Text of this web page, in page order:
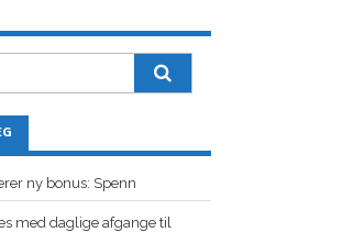
ny bonus: Spenn
med daglige afgange til